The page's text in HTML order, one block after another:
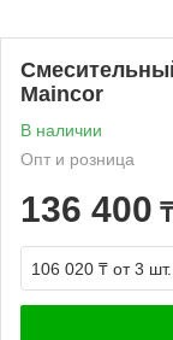
Maincor
В наличии
Опт и розница
136 400 ₸
106 020 ₸ от 3 шт.